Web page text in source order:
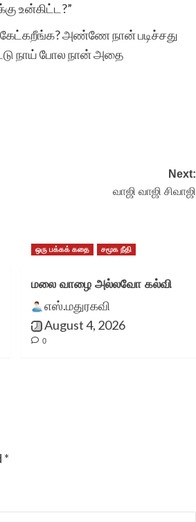
உன்கிட்ட?”
அண்ணே நான் படிச்சது
நாய் போல நான் அதை
Next:
வாஜி வாஜி சிவாஜி
ஒரு பக்கக் கதை சமூக நீதி
மலை வாழை அல்லவோ கல்வி
எஸ்.மதுரகவி
August 4, 2026
0
*
அறிந்து உண்மையில்
உங்களின் சேவை
உலகெங்கிலும்
இருக்கும் தமிழர்களால்
கதை படிக்கப் படுவது